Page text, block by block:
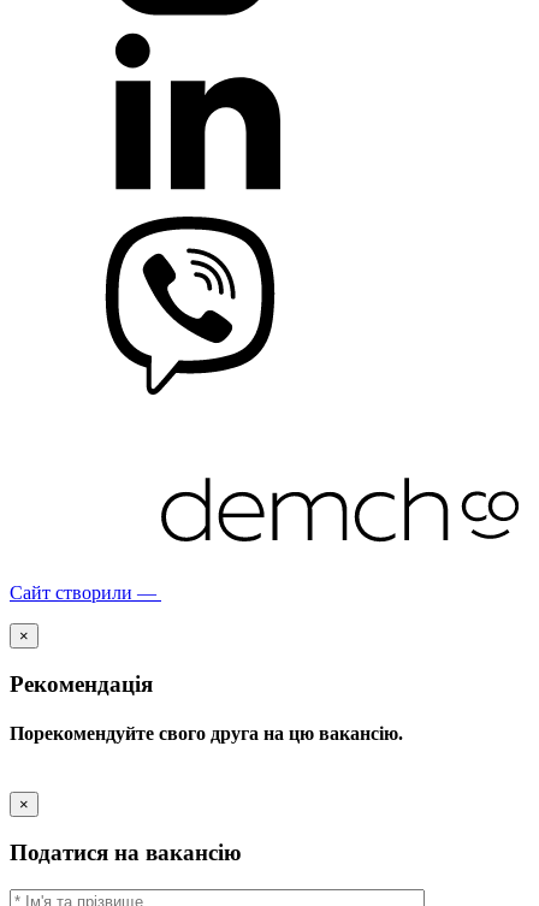
Сайт створили —
×
Рекомендація
Порекомендуйте свого друга на цю вакансію.
×
Податися на вакансію